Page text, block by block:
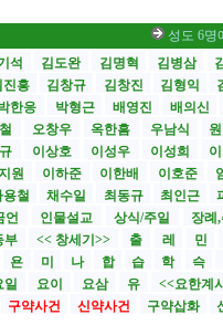
성도 6명에
석 김도완 김명혁 김병삼
진흥 김창규 김창진 김형익
한응 박형근 배영진 배의신
오창우 옥한흠 우남식
이상호 이성우 이성희
원 이하준 이한배 이호준
용철 채수일 최동규 최인근
언 인물설교 상식/주일 장례
부 << 창세기>> 출 레 민
욘 미 나 합 습 학 슥
일 요이 요삼 유 <<요한계
구약사건 신약사건 구약삽화